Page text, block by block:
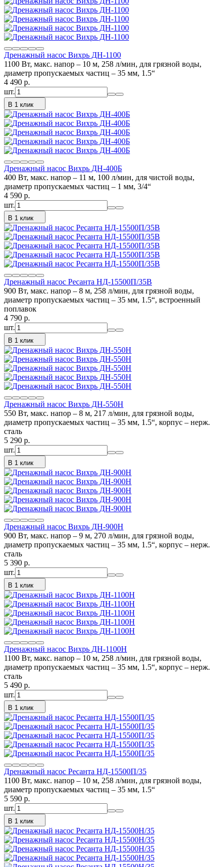
Дренажный насос Вихрь ДН-1100
1100 Вт, макс. напор – 10 м, 258 л/мин, для грязной воды,
диаметр пропускаемых частиц – 35 мм, 1.5“
4 490 p.
шт.
В 1 клик
Дренажный насос Вихрь ДН-400Б
400 Вт, макс. напор – 11 м, 100 л/мин, для чистой воды,
диаметр пропускаемых частиц – 1 мм, 3/4“
4 590 p.
шт.
В 1 клик
Дренажный насос Ресанта НД-15500П/35B
900 Вт, макс. напор – 8 м, 258 л/мин, для грязной воды,
диаметр пропускаемых частиц – 35 мм, 1.5“, встроенный
поплавок
4 790 p.
шт.
В 1 клик
Дренажный насос Вихрь ДН-550Н
550 Вт, макс. напор – 8 м, 217 л/мин, для грязной воды,
диаметр пропускаемых частиц – 35 мм, 1.5“, корпус – нерж.
сталь
5 290 p.
шт.
В 1 клик
Дренажный насос Вихрь ДН-900H
900 Вт, макс. напор – 9 м, 270 л/мин, для грязной воды,
диаметр пропускаемых частиц – 35 мм, 1.5“, корпус – нерж.
сталь
5 390 p.
шт.
В 1 клик
Дренажный насос Вихрь ДН-1100Н
1100 Вт, макс. напор – 10 м, 258 л/мин, для грязной воды,
диаметр пропускаемых частиц – 35 мм, 1.5“, корпус – нерж.
сталь
5 490 p.
шт.
В 1 клик
Дренажный насос Ресанта НД-15500П/35
1100 Вт, макс. напор – 10 м, 258 л/мин, для грязной воды,
диаметр пропускаемых частиц – 35 мм, 1.5“
5 590 p.
шт.
В 1 клик